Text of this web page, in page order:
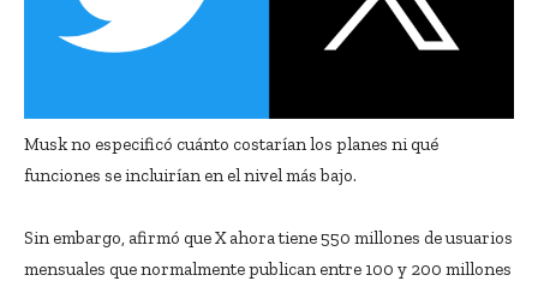
Musk no especificó cuánto costarían los planes ni qué
funciones se incluirían en el nivel más bajo.
Sin embargo, afirmó que X ahora tiene 550 millones de usuarios
mensuales que normalmente publican entre 100 y 200 millones